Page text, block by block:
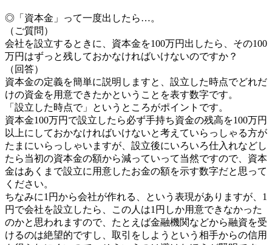
◎「資本金」って一度出したら…。
（ご質問）
会社を設立するときに、資本金を100万円出したら、その100
万円はずっと残しておかなければいけないのですか？
（回答）
資本金の定義を簡単に説明しますと、設立した時点でどれだ
けの資金を用意できたかということを表す数字です。
「設立した時点で」というところがポイントです。
資本金100万円で設立したら必ず手持ち資金の残高を100万円
以上にしておかなければいけないと考えていらっしゃる方が
たまにいらっしゃいますが、設立後にいろいろ仕入れなどし
たら当初の資本金の額から減っていって当然ですので、資本
金はあくまで設立に用意したお金の額を示す数字だと思って
ください。
ちなみに1円から会社が作れる、という表現がありますが、1
円で会社を設立したら、この人は1円しか用意できなかった
のかと思われますので、たとえば金融機関などから融資を受
けるのは絶望的ですし、取引をしようという相手からの信用